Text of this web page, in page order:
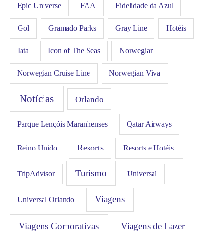
Epic Universe FAA Fidelidade da Azul
Gol Gramado Parks Gray Line Hotéis
Iata Icon of The Seas Norwegian
Norwegian Cruise Line Norwegian Viva
Notícias Orlando
Parque Lençóis Maranhenses Qatar Airways
Reino Unido Resorts Resorts e Hotéis.
TripAdvisor Turismo Universal
Universal Orlando Viagens
Viagens Corporativas Viagens de Lazer